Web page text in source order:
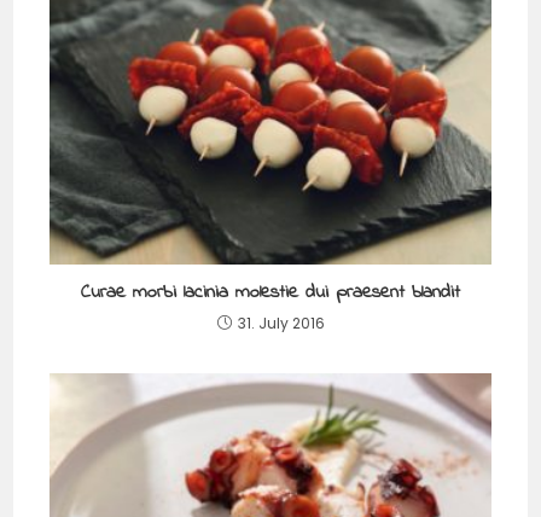
Curae morbi lacinia molestie dui praesent blandit
31. July 2016